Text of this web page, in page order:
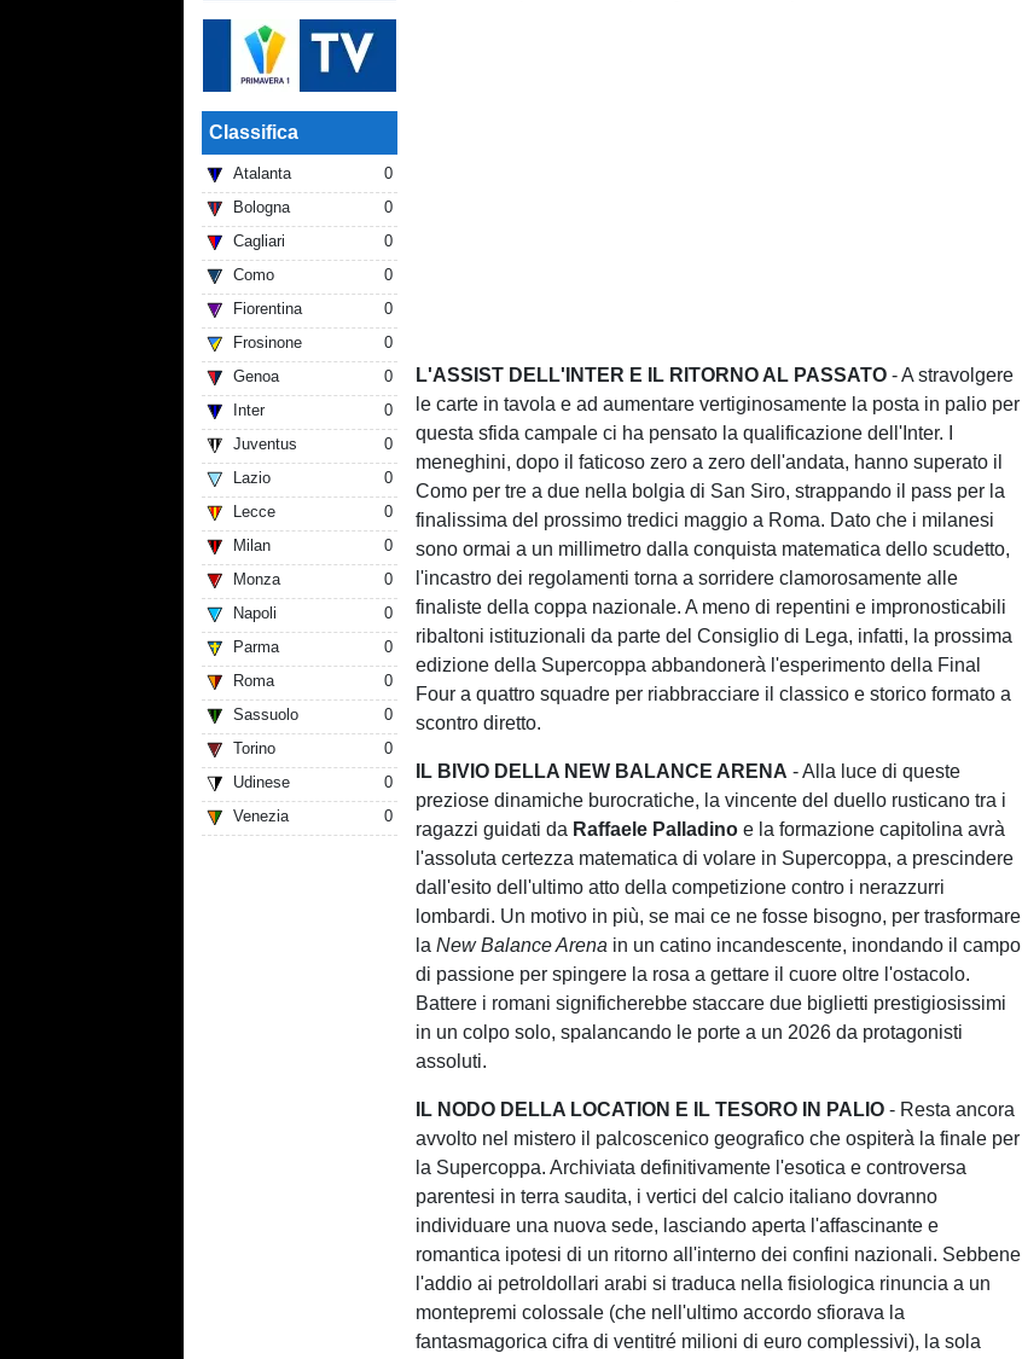
Classifica
Atalanta
0
Bologna
0
Cagliari
0
Como
0
Fiorentina
0
Frosinone
0
Genoa
0
Inter
0
Juventus
0
Lazio
0
Lecce
0
Milan
0
Monza
0
Napoli
0
Parma
0
Roma
0
Sassuolo
0
Torino
0
Udinese
0
Venezia
0
L'ASSIST DELL'INTER E IL RITORNO AL PASSATO - A stravolgere
le carte in tavola e ad aumentare vertiginosamente la posta in palio per
questa sfida campale ci ha pensato la qualificazione dell'Inter. I
meneghini, dopo il faticoso zero a zero dell'andata, hanno superato il
Como per tre a due nella bolgia di San Siro, strappando il pass per la
finalissima del prossimo tredici maggio a Roma. Dato che i milanesi
sono ormai a un millimetro dalla conquista matematica dello scudetto,
l'incastro dei regolamenti torna a sorridere clamorosamente alle
finaliste della coppa nazionale. A meno di repentini e impronosticabili
ribaltoni istituzionali da parte del Consiglio di Lega, infatti, la prossima
edizione della Supercoppa abbandonerà l'esperimento della Final
Four a quattro squadre per riabbracciare il classico e storico formato a
scontro diretto.
IL BIVIO DELLA NEW BALANCE ARENA - Alla luce di queste
preziose dinamiche burocratiche, la vincente del duello rusticano tra i
ragazzi guidati da Raffaele Palladino e la formazione capitolina avrà
l'assoluta certezza matematica di volare in Supercoppa, a prescindere
dall'esito dell'ultimo atto della competizione contro i nerazzurri
lombardi. Un motivo in più, se mai ce ne fosse bisogno, per trasformare
laNew Balance Arena in un catino incandescente, inondando il campo
di passione per spingere la rosa a gettare il cuore oltre l'ostacolo.
Battere i romani significherebbe staccare due biglietti prestigiosissimi
in un colpo solo, spalancando le porte a un 2026 da protagonisti
assoluti.
IL NODO DELLA LOCATION E IL TESORO IN PALIO - Resta ancora
avvolto nel mistero il palcoscenico geografico che ospiterà la finale per
la Supercoppa. Archiviata definitivamente l'esotica e controversa
parentesi in terra saudita, i vertici del calcio italiano dovranno
individuare una nuova sede, lasciando aperta l'affascinante e
romantica ipotesi di un ritorno all'interno dei confini nazionali. Sebbene
l'addio ai petroldollari arabi si traduca nella fisiologica rinuncia a un
montepremi colossale (che nell'ultimo accordo sfiorava la
fantasmagorica cifra di ventitré milioni di euro complessivi), la sola